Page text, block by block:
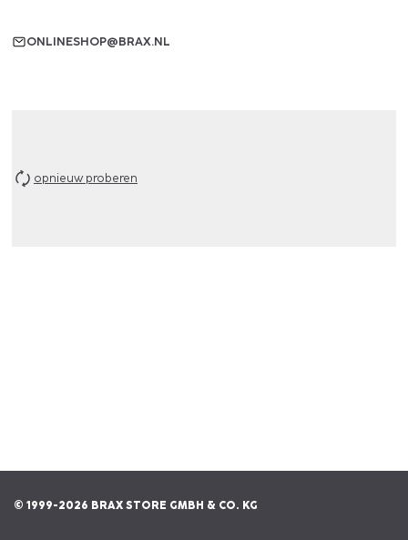
ONLINESHOP@BRAX.NL
opnieuw proberen
© 1999-2026 BRAX STORE GMBH & CO. KG